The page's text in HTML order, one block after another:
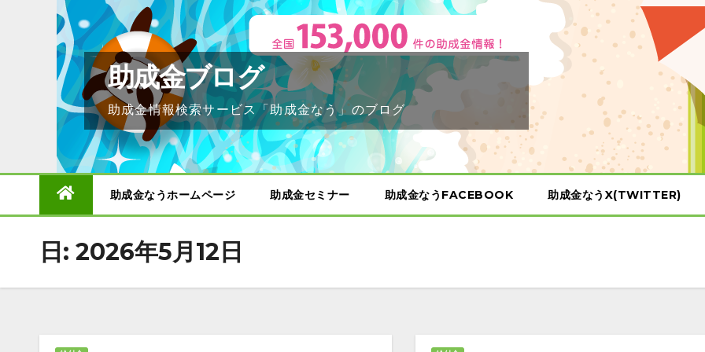
助成金ブログ
助成金情報検索サービス「助成金なう」のブログ
助成金なうホームページ 助成金セミナー 助成金なうFACEBOOK 助成金なうX(TWITTER)
日: 2026年5月12日